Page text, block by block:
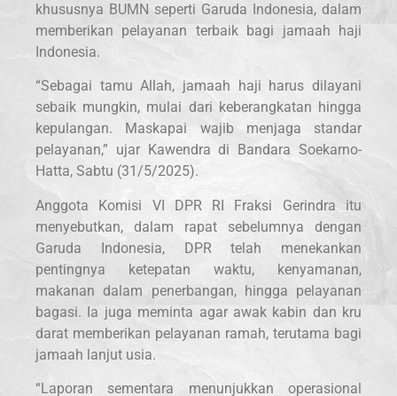
khususnya BUMN seperti Garuda Indonesia, dalam
memberikan pelayanan terbaik bagi jamaah haji
Indonesia.
“Sebagai tamu Allah, jamaah haji harus dilayani
sebaik mungkin, mulai dari keberangkatan hingga
kepulangan. Maskapai wajib menjaga standar
pelayanan,” ujar Kawendra di Bandara Soekarno-
Hatta, Sabtu (31/5/2025).
Anggota Komisi VI DPR RI Fraksi Gerindra itu
menyebutkan, dalam rapat sebelumnya dengan
Garuda Indonesia, DPR telah menekankan
pentingnya ketepatan waktu, kenyamanan,
makanan dalam penerbangan, hingga pelayanan
bagasi. Ia juga meminta agar awak kabin dan kru
darat memberikan pelayanan ramah, terutama bagi
jamaah lanjut usia.
“Laporan sementara menunjukkan operasional